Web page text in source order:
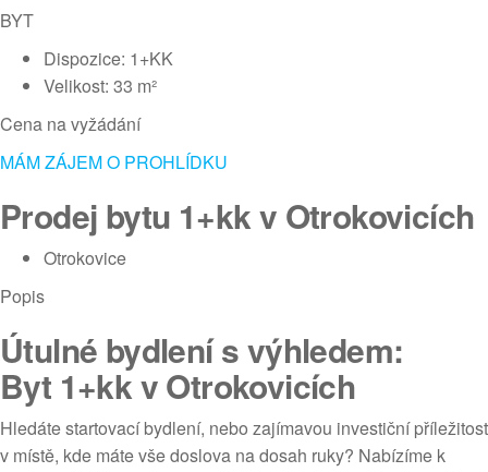
BYT
Dispozice: 1+KK
Velikost: 33 m²
Cena na vyžádání
MÁM ZÁJEM O PROHLÍDKU
Prodej bytu 1+kk v Otrokovicích
Otrokovice
Popis
Útulné bydlení s výhledem:
Byt 1+kk v Otrokovicích
Hledáte startovací bydlení, nebo zajímavou investiční příležitost
v místě, kde máte vše doslova na dosah ruky? Nabízíme k